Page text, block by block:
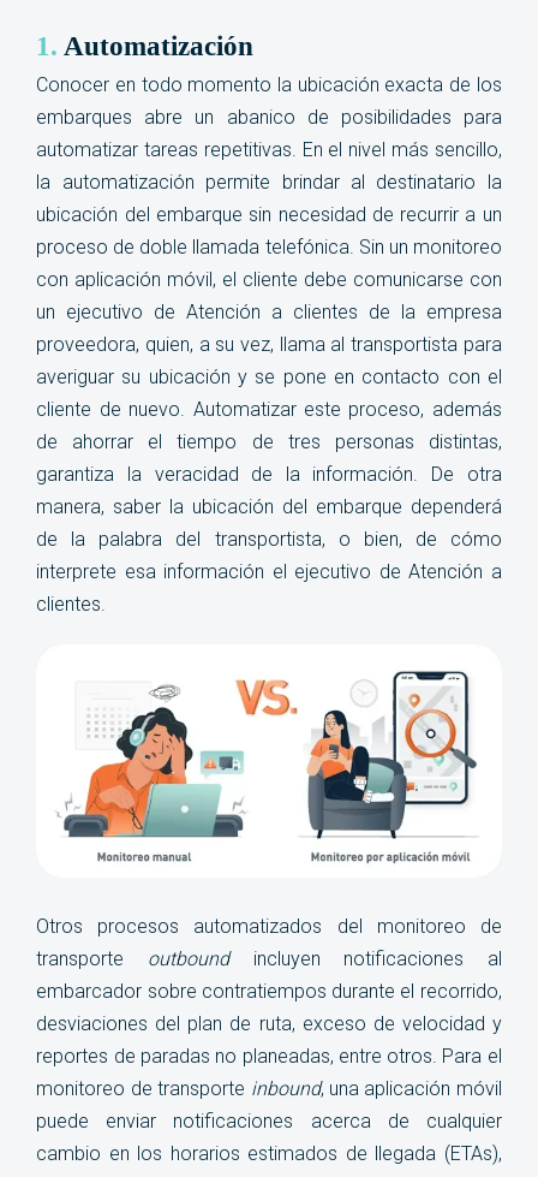
1. Automatización
Conocer en todo momento la ubicación exacta de los
embarques abre un abanico de posibilidades para
automatizar tareas repetitivas. En el nivel más sencillo,
la automatización permite brindar al destinatario la
ubicación del embarque sin necesidad de recurrir a un
proceso de doble llamada telefónica. Sin un monitoreo
con aplicación móvil, el cliente debe comunicarse con
un ejecutivo de Atención a clientes de la empresa
proveedora, quien, a su vez, llama al transportista para
averiguar su ubicación y se pone en contacto con el
cliente de nuevo. Automatizar este proceso, además
de ahorrar el tiempo de tres personas distintas,
garantiza la veracidad de la información. De otra
manera, saber la ubicación del embarque dependerá
de la palabra del transportista, o bien, de cómo
interprete esa información el ejecutivo de Atención a
clientes.
Otros procesos automatizados del monitoreo de
transporte outbound incluyen notificaciones al
embarcador sobre contratiempos durante el recorrido,
desviaciones del plan de ruta, exceso de velocidad y
reportes de paradas no planeadas, entre otros. Para el
monitoreo de transporte inbound, una aplicación móvil
puede enviar notificaciones acerca de cualquier
cambio en los horarios estimados de llegada (ETAs),